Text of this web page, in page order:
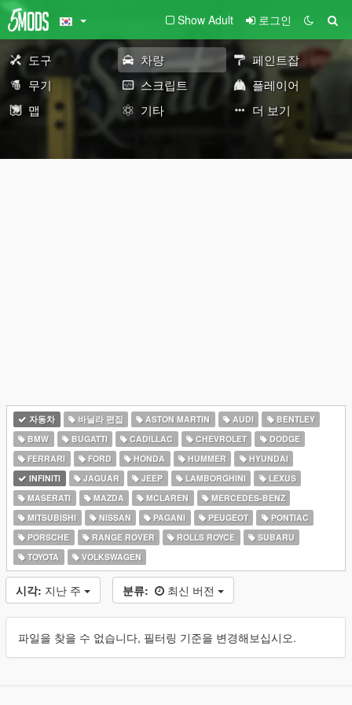
Show Adult 로그인
도구 차량
페인트잡
무기
스크립트
플레이어
맵
기타 더 보기
자동차 바닐라 편집 ASTON MARTIN AUDI
BENTLEY
BMW
BUGATTI CADILLAC CHEVROLET
DODGE
FERRARI
FORD HONDA HUMMER
HYUNDAI
INFINITI
JAGUAR JEEP LAMBORGHINI
LEXUS
MASERATI
MAZDA MCLAREN
MERCEDES-BENZ
MITSUBISHI
NISSAN PAGANI PEUGEOT
PONTIAC
PORSCHE
RANGE ROVER ROLLS ROYCE
SUBARU
TOYOTA
VOLKSWAGEN
시각: 지난 주 분류: 최신 버전
파일을 찾을 수 없습니다, 필터링 기준을 변경해보십시오.